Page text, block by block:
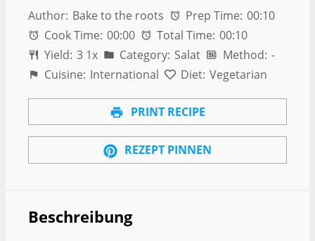
Author: Bake to the roots Prep Time: 00:10
Cook Time: 00:00 Total Time: 00:10
Yield: 3 1x Category: Salat Method: -
Cuisine: International Diet: Vegetarian
PRINT RECIPE
REZEPT PINNEN
Beschreibung